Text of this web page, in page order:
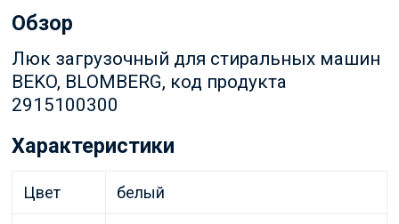
Обзор
Люк загрузочный для стиральных машин
BEKO, BLOMBERG, код продукта
2915100300
Характеристики
Цвет белый